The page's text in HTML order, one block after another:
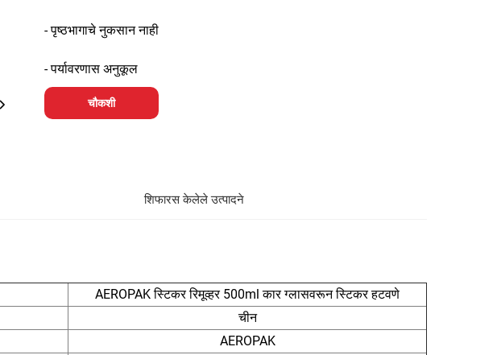
- पृष्ठभागाचे नुकसान नाही
- पर्यावरणास अनुकूल
चौकशी
शिफारस केलेले उत्पादने
AEROPAK स्टिकर रिमूव्हर 500ml कार ग्लासवरून स्टिकर हटवणे
चीन
AEROPAK